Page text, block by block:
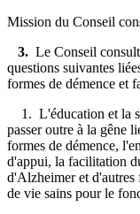
Mission du Conseil
3. Le Conseil
questions suivantes
formes de démence et
1. L'éducation et la
passer outre à la gêne
formes de démence,
d'appui, la facilitation
d'Alzheimer et d'autres
de vie sains pour le